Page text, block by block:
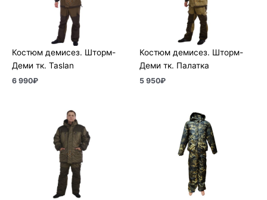
Костюм демисез. Шторм-
Деми тк. Taslan
6 990₽
Костюм демисез. Шторм-
Деми тк. Палатка
5 950₽